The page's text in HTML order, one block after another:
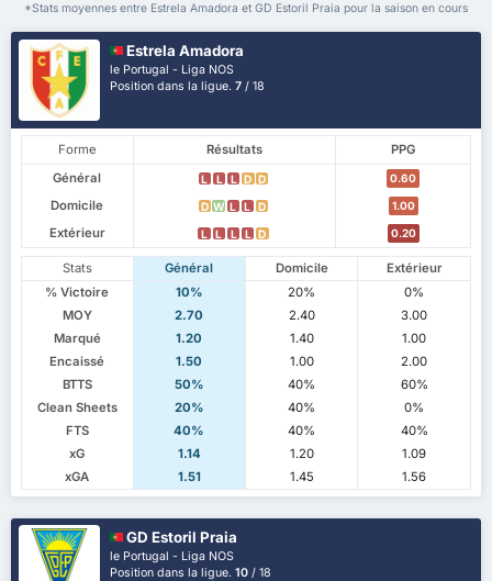
*Stats moyennes entre Estrela Amadora et GD Estoril Praia pour la saison en cours
Estrela Amadora
le Portugal - Liga NOS
Position dans la ligue.7 / 18
Forme Résultats
PPG
Général
L L L D D 0.60
Domicile D W L L D 1.00
Extérieur L L L L D 0.20
Stats Général Domicile
Extérieur
% Victoire
10% 20%
0%
MOY
2.70 2.40
3.00
Marqué
1.20 1.40
1.00
Encaissé
1.50 1.00
2.00
BTTS
50% 40%
60%
Clean Sheets
20% 40%
0%
FTS
40% 40%
40%
xG
1.14 1.20
1.09
xGA
1.51 1.45 1.56
GD Estoril Praia
le Portugal - Liga NOS
Position dans la ligue.10 / 18